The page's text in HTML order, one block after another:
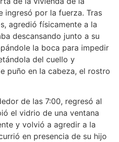
ingresó por la fuerza. Tras
agredió físicamente a la
descansando junto a su
la boca para impedir
del cuello y
puño en la cabeza, el rostro
de las 7:00, regresó al
el vidrio de una ventana
y volvió a agredir a la
en presencia de su hijo